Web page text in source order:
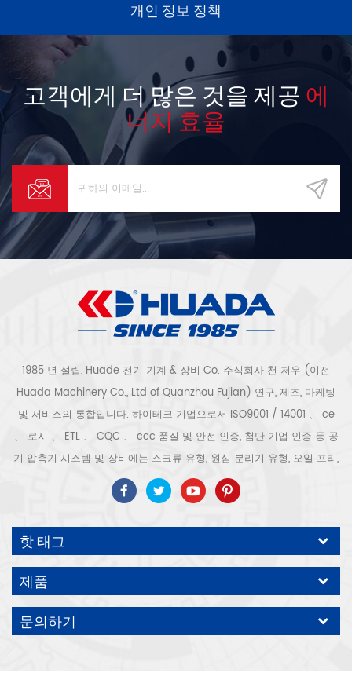
개인 정보 정책
고객에게 더 많은 것을 제공 에
너지 효율
1985 년 설립, Huade 전기 기계 & 장비 Co. 주식회사 천 저우 (이전
Huada Machinery Co., Ltd of Quanzhou Fujian) 연구, 제조, 마케팅
및 서비스의 통합입니다. 하이테크 기업으로서 ISO9001 / 14001 、 ce
、 로시 、 ETL 、 CQC 、 ccc 품질 및 안전 인증, 첨단 기업 인증 등 공
기 압축기 시스템 및 장비에는 스크류 유형, 원심 분리기 유형, 오일 프리,
스크롤 유형, 피스톤 유형, 건조기, 필터, 배수기, 완전한 공기 압축기 생산
라인 등이 포함됩니다. 보다 300 가지 유형의 공기 압축기 산업 전문가
우리 회사는 보다 30 년 경력 from 압력 용기, 전기 모터, 정밀 부품 가공
및 장비에 대한 최고의 부품 주조 조립. 또한 우리 회사는 영구 자석 서보
모터의 자체 핵심 프로세스를 개발하고 관련 기술 특허를 획득하여 국가
에너지 절약 및 환경 보호 기술 발전에 기여했습니다. 우리 자신의 브랜
드 공기 압축기를 기대하십시오, ODM / OEM 수락입니다.
핫 태그
제품
문의하기